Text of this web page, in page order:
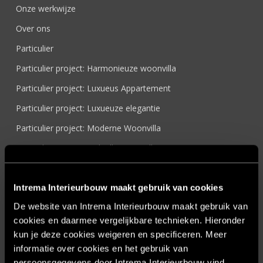
Intrema Interieurbouw maakt gebruik van cookies
De website van Intrema Interieurbouw maakt gebruik van
cookies en daarmee vergelijkbare technieken. Hieronder
kun je deze cookies weigeren en specificeren. Meer
informatie over cookies en het gebruik van
Onze werkwijze
Over ons
Particulier
Particulier project: Harmonieuze woonvilla
Particulier project: Luxueus Appartement
Particulier project: Luxueuze elegantie
Particulier project: Moderne Woonvilla
Particulier project: Stijlvolle Woonvilla
Projecten
Referenties
Samenwerken
Sensire